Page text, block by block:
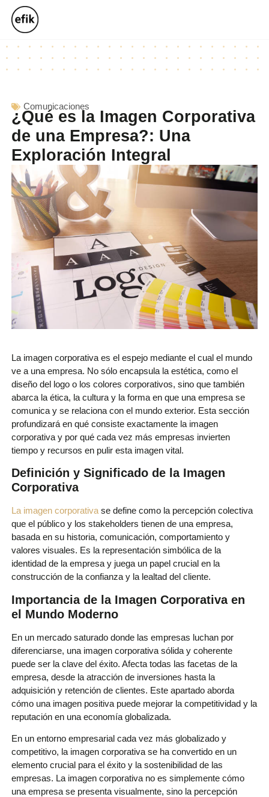
Comunicaciones
¿Qué es la Imagen Corporativa
de una Empresa?: Una
Exploración Integral
La imagen corporativa es el espejo mediante el cual el mundo
ve a una empresa. No sólo encapsula la estética, como el
diseño del logo o los colores corporativos, sino que también
abarca la ética, la cultura y la forma en que una empresa se
comunica y se relaciona con el mundo exterior. Esta sección
profundizará en qué consiste exactamente la imagen
corporativa y por qué cada vez más empresas invierten
tiempo y recursos en pulir esta imagen vital.
Definición y Significado de la Imagen
Corporativa
La imagen corporativase define como la percepción colectiva
que el público y los stakeholders tienen de una empresa,
basada en su historia, comunicación, comportamiento y
valores visuales. Es la representación simbólica de la
identidad de la empresa y juega un papel crucial en la
construcción de la confianza y la lealtad del cliente.
Importancia de la Imagen Corporativa en
el Mundo Moderno
En un mercado saturado donde las empresas luchan por
diferenciarse, una imagen corporativa sólida y coherente
puede ser la clave del éxito. Afecta todas las facetas de la
empresa, desde la atracción de inversiones hasta la
adquisición y retención de clientes. Este apartado aborda
cómo una imagen positiva puede mejorar la competitividad y la
reputación en una economía globalizada.
En un entorno empresarial cada vez más globalizado y
competitivo, la imagen corporativa se ha convertido en un
elemento crucial para el éxito y la sostenibilidad de las
empresas. La imagen corporativa no es simplemente cómo
una empresa se presenta visualmente, sino la percepción